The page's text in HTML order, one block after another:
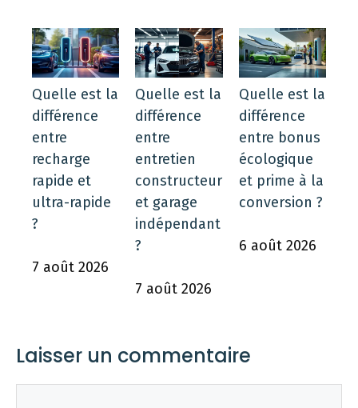
Quelle est la
différence
entre
recharge
rapide et
ultra-rapide
?
7 août 2026
Quelle est la
différence
entre
entretien
constructeur
et garage
indépendant
?
7 août 2026
Quelle est la
différence
entre bonus
écologique
et prime à la
conversion ?
6 août 2026
Laisser un commentaire